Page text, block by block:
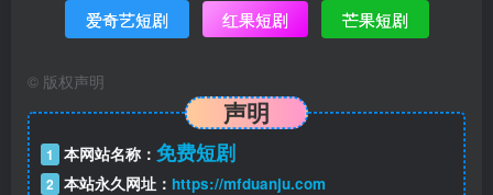
爱奇艺短剧 红果短剧 芒果短剧
© 版权声明
声明
1 本网站名称： 免费短剧
2 本站永久网址： https://mfduanju.com